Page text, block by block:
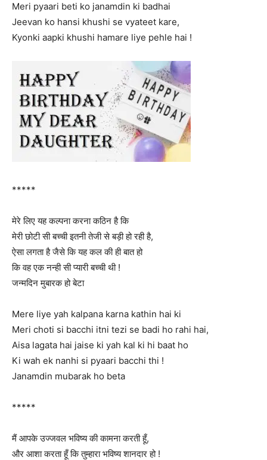
Meri pyaari beti ko janamdin ki badhai
Jeevan ko hansi khushi se vyateet kare,
Kyonki aapki khushi hamare liye pehle hai !
*****
मेरे लिए यह कल्पना करना कठिन है कि
मेरी छोटी सी बच्ची इतनी तेजी से बड़ी हो रही है,
ऐसा लगता है जैसे कि यह कल की ही बात हो
कि वह एक नन्ही सी प्यारी बच्ची थी !
जन्मदिन मुबारक हो बेटा
Mere liye yah kalpana karna kathin hai ki
Meri choti si bacchi itni tezi se badi ho rahi hai,
Aisa lagata hai jaise ki yah kal ki hi baat ho
Ki wah ek nanhi si pyaari bacchi thi !
Janamdin mubarak ho beta
*****
मैं आपके उज्जवल भविष्य की कामना करती हूँ,
और आशा करता हूँ कि तुम्हारा भविष्य शानदार हो !